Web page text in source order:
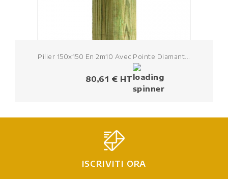
Pilier 150x150 En 2m10 Avec Pointe Diamant...
80,61 € HT
ISCRIVITI ORA